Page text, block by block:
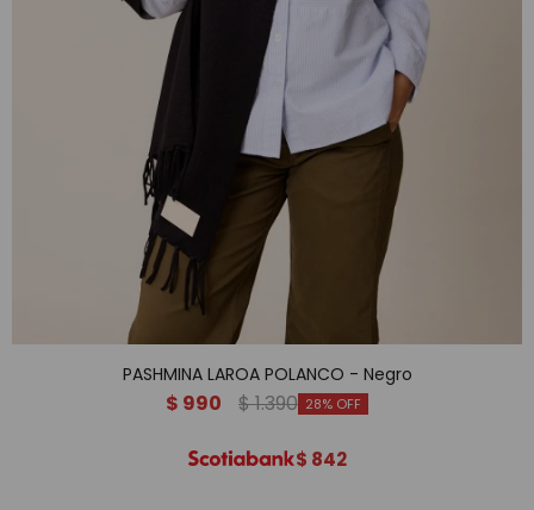
PASHMINA LAROA POLANCO - Negro
$ 990 $1.390 28
$ 842